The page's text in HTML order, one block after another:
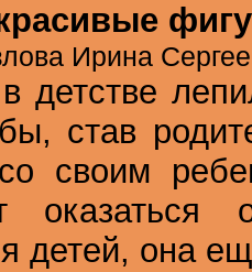
Ирина
детстве
став
своим
оказаться
детей, она